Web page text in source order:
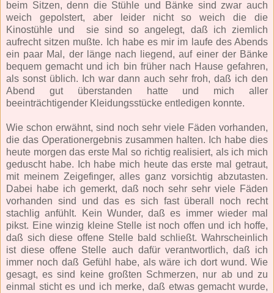
beim Sitzen, denn die Stühle und Bänke sind zwar auch
weich gepolstert, aber leider nicht so weich die die
Kinostühle und sie sind so angelegt, daß ich ziemlich
aufrecht sitzen mußte. Ich habe es mir im laufe des Abends
ein paar Mal, der länge nach liegend, auf einer der Bänke
bequem gemacht und ich bin früher nach Hause gefahren,
als sonst üblich. Ich war dann auch sehr froh, daß ich den
Abend gut überstanden hatte und mich aller
beeinträchtigender Kleidungsstücke entledigen konnte.
Wie schon erwähnt, sind noch sehr viele Fäden vorhanden,
die das Operationergebnis zusammen halten. Ich habe dies
heute morgen das erste Mal so richtig realisiert, als ich mich
geduscht habe. Ich habe mich heute das erste mal getraut,
mit meinem Zeigefinger, alles ganz vorsichtig abzutasten.
Dabei habe ich gemerkt, daß noch sehr sehr viele Fäden
vorhanden sind und das es sich fast überall noch recht
stachlig anfühlt. Kein Wunder, daß es immer wieder mal
pikst. Eine winzig kleine Stelle ist noch offen und ich hoffe,
daß sich diese offene Stelle bald schließt. Wahrscheinlich
ist diese offene Stelle auch dafür verantwortlich, daß ich
immer noch daß Gefühl habe, als wäre ich dort wund. Wie
gesagt, es sind keine großten Schmerzen, nur ab und zu
einmal sticht es und ich merke, daß etwas gemacht wurde,